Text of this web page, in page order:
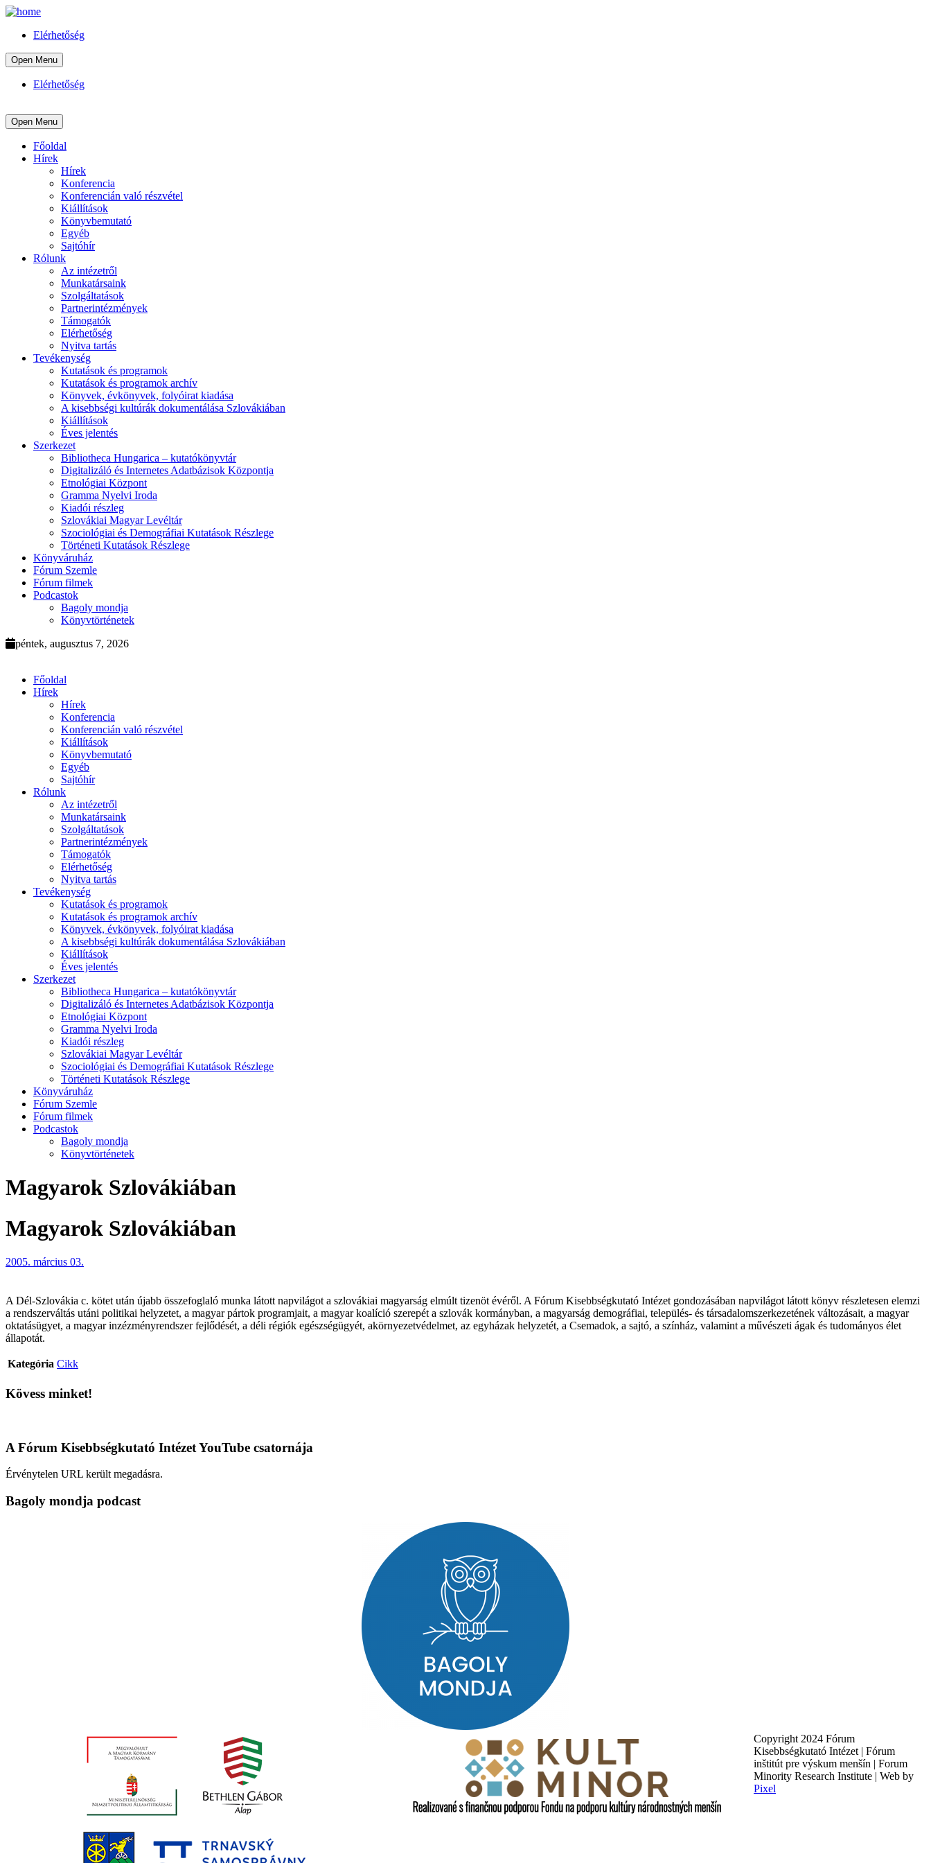
Elérhetőség
Open Menu
Elérhetőség
Open Menu
Főoldal
Hírek
Hírek
Konferencia
Konferencián való részvétel
Kiállítások
Könyvbemutató
Egyéb
Sajtóhír
Rólunk
Az intézetről
Munkatársaink
Szolgáltatások
Partnerintézmények
Támogatók
Elérhetőség
Nyitva tartás
Tevékenység
Kutatások és programok
Kutatások és programok archív
Könyvek, évkönyvek, folyóirat kiadása
A kisebbségi kultúrák dokumentálása Szlovákiában
Kiállítások
Éves jelentés
Szerkezet
Bibliotheca Hungarica – kutatókönyvtár
Digitalizáló és Internetes Adatbázisok Központja
Etnológiai Központ
Gramma Nyelvi Iroda
Kiadói részleg
Szlovákiai Magyar Levéltár
Szociológiai és Demográfiai Kutatások Részlege
Történeti Kutatások Részlege
Könyváruház
Fórum Szemle
Fórum filmek
Podcastok
Bagoly mondja
Könyvtörténetek
péntek, augusztus 7, 2026
Főoldal
Hírek
Hírek
Konferencia
Konferencián való részvétel
Kiállítások
Könyvbemutató
Egyéb
Sajtóhír
Rólunk
Az intézetről
Munkatársaink
Szolgáltatások
Partnerintézmények
Támogatók
Elérhetőség
Nyitva tartás
Tevékenység
Kutatások és programok
Kutatások és programok archív
Könyvek, évkönyvek, folyóirat kiadása
A kisebbségi kultúrák dokumentálása Szlovákiában
Kiállítások
Éves jelentés
Szerkezet
Bibliotheca Hungarica – kutatókönyvtár
Digitalizáló és Internetes Adatbázisok Központja
Etnológiai Központ
Gramma Nyelvi Iroda
Kiadói részleg
Szlovákiai Magyar Levéltár
Szociológiai és Demográfiai Kutatások Részlege
Történeti Kutatások Részlege
Könyváruház
Fórum Szemle
Fórum filmek
Podcastok
Bagoly mondja
Könyvtörténetek
Magyarok Szlovákiában
Magyarok Szlovákiában
2005. március 03.
A Dél-Szlovákia c. kötet után újabb összefoglaló munka látott napvilágot a szlovákiai magyarság elmúlt tizenöt évéről. A Fórum Kisebbségkutató Intézet gondozásában napvilágot látott könyv részletesen elemzi
a rendszerváltás utáni politikai helyzetet, a magyar pártok programjait, a magyar koalíció szerepét a szlovák kormányban, a magyarság demográfiai, település- és társadalomszerkezetének változásait, a magyar
oktatásügyet, a magyar inzézményrendszer fejlődését, a déli régiók egészségügyét, akörnyezetvédelmet, az egyházak helyzetét, a Csemadok, a sajtó, a színház, valamint a művészeti ágak és tudományos élet
állapotát.
Kategória Cikk
Kövess minket!
A Fórum Kisebbségkutató Intézet YouTube csatornája
Érvénytelen URL került megadásra.
Bagoly mondja podcast
Copyright 2024 Fórum
Kisebbségkutató Intézet | Fórum
inštitút pre výskum menšín | Forum
Minority Research Institute | Web by
Pixel